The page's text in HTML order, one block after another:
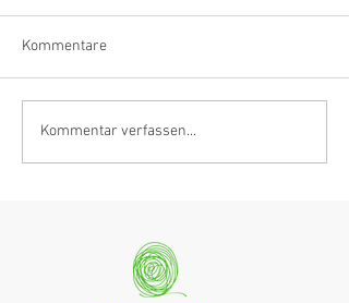
Klarinettistin, Tonmeisterin,
Kommentare
Kommentar verfassen...